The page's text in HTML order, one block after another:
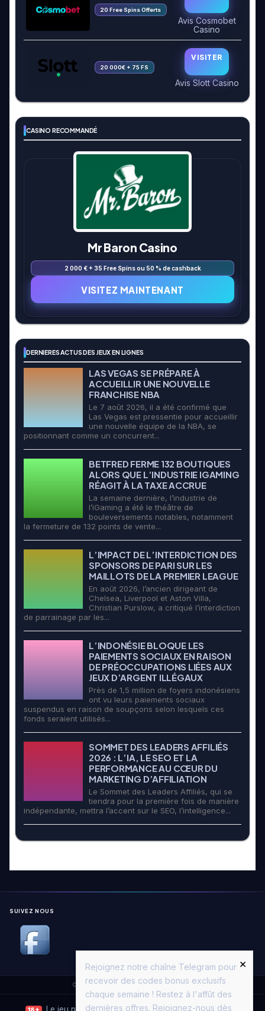
20 Free Spins Offerts
Avis Cosmobet
Casino
20 000€ + 75 FS
VISITER
Avis Slott Casino
CASINO RECOMMANDÉ
Mr Baron Casino
2 000 € + 35 Free Spins ou 50 % de cashback
VISITEZ MAINTENANT
DERNIERES ACTUS DES JEUX EN LIGNES
LAS VEGAS SE PRÉPARE À
ACCUEILLIR UNE NOUVELLE
FRANCHISE NBA
Le 7 août 2026, il a été confirmé que
Las Vegas est pressentie pour accueillir
une nouvelle équipe de la NBA, se
positionnant comme un concurrent...
BETFRED FERME 132 BOUTIQUES
ALORS QUE L’INDUSTRIE IGAMING
RÉAGIT À LA TAXE ACCRUE
La semaine dernière, l’industrie de
l’iGaming a été le théâtre de
bouleversements notables, notamment
la fermeture de 132 points de vente...
L’IMPACT DE L’INTERDICTION DES
SPONSORS DE PARI SUR LES
MAILLOTS DE LA PREMIER LEAGUE
En août 2026, l’ancien dirigeant de
Chelsea, Liverpool et Aston Villa,
Christian Purslow, a critiqué l’interdiction
de parrainage par les...
L’INDONÉSIE BLOQUE LES
PAIEMENTS SOCIAUX EN RAISON
DE PRÉOCCUPATIONS LIÉES AUX
JEUX D’ARGENT ILLÉGAUX
Près de 1,5 million de foyers indonésiens
ont vu leurs paiements sociaux
suspendus en raison de soupçons selon lesquels ces
fonds seraient utilisés...
SOMMET DES LEADERS AFFILIÉS
2026 : L’IA, LE SEO ET LA
PERFORMANCE AU CŒUR DU
MARKETING D’AFFILIATION
Le Sommet des Leaders Affiliés, qui se
tiendra pour la première fois de manière
indépendante, mettra l’accent sur le SEO, l’intelligence...
SUIVEZ NOUS
Copyright © 2026. All Rights Reserved. Casino Moon
Rejoignez notre chaîne Telegram pour
recevoir des codes bonus exclusifs
chaque semaine ! Restez à l'affût des
dernières offres. Rejoignez-nous dès
×
Le jeu peut entraîner une dépendance. Jouez avec